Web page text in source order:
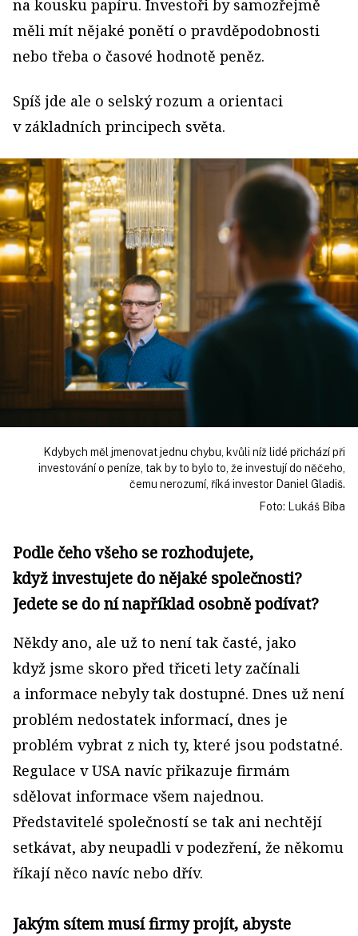
na kousku papíru. In­vestoři by samozřejmě
měli mít nějaké ponětí o prav­děpodobnosti
nebo třeba o časové hodnotě peněz.
Spíš jde ale o selský rozum a orientaci
v základních principech světa.
Kdybych měl jmenovat jednu chybu, kvůli níž lidé přichází při
investování o peníze, tak by to bylo to, že investují do něčeho,
čemu nerozumí, říká investor Daniel Gladiš.
Foto: Lukáš Bíba
Podle čeho všeho se rozhodujete,
když investujete do nějaké společnosti?
Jedete se do ní například osobně podívat?
Někdy ano, ale už to není tak časté, jako
když jsme skoro před třiceti lety začínali
a informace nebyly tak dostupné. Dnes už není
problém nedostatek informací, dnes je
problém vybrat z nich ty, které jsou podstatné.
Regulace v USA navíc přikazuje firmám
sdělovat informace všem najednou.
Představitelé společností se tak ani nechtějí
setkávat, aby neupadli v podezření, že někomu
říkají něco navíc nebo dřív.
Jakým sítem musí firmy projít, abyste